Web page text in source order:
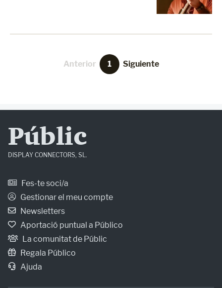
Anterior 1 Siguiente
Públic
DISPLAY CONNECTORS, SL.
Fes-te soci/a
Gestionar el meu compte
Newsletters
Aportació puntual a Público
La comunitat de Públic
Regala Público
Ajuda